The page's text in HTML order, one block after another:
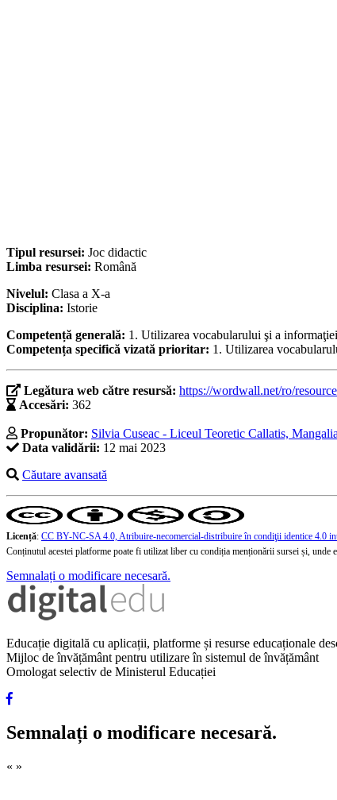
Tipul resursei: Joc didactic
Limba resursei: Română
Nivelul: Clasa a X-a
Disciplina: Istorie
Competență generală: 1. Utilizarea vocabularului şi a
Competența specifică vizată prioritar: 1. Utilizarea
Legătura web către resursă: https://wordwall.net/ro/
Accesări: 362
Propunător: Silvia Cuseac - Liceul Teoretic Callatis,
Data validării: 12 mai 2023
Căutare avansată
Licență: CC BY-NC-SA 4.0, Atribuire-necomercial-distribuire în condiţii identice 4.0
Conținutul acestei platforme poate fi utilizat liber cu condiția menționării sursei și,
Semnalați o modificare necesară.
Educație digitală cu aplicații, platforme și resurse educaționale
Mijloc de învățământ pentru utilizare în sistemul de învățământ
Omologat selectiv de Ministerul Educației
Semnalați o modificare necesară.
« »